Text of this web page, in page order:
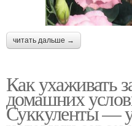
читать дальше →
Как ухаживать
домашних
Суккуленты —